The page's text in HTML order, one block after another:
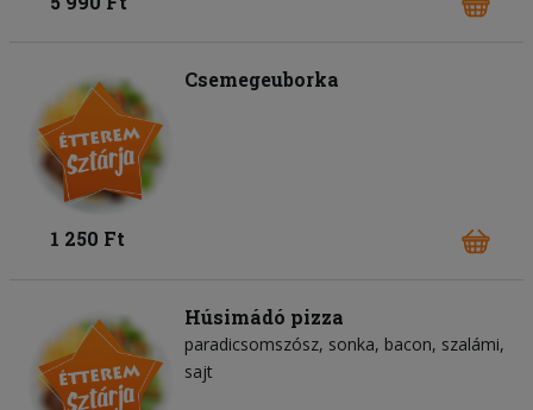
Csemegeuborka
1 250 Ft
Húsimádó pizza
paradicsomszósz sonka bacon szalámi
sajt